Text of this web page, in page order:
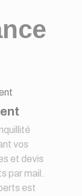
vos
et devis
par mail.
est